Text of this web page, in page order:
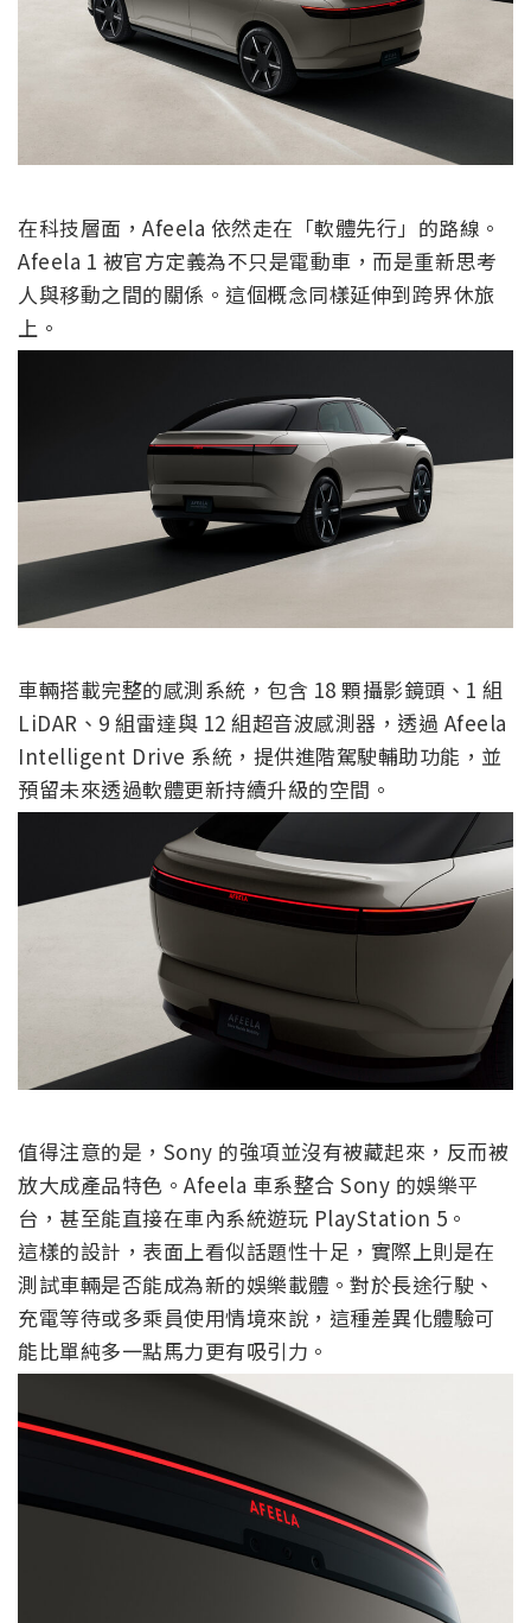
在科技層面，Afeela 依然走在「軟體先行」的路線。
Afeela 1 被官方定義為不只是電動車，而是重新思考
人與移動之間的關係。這個概念同樣延伸到跨界休旅
上。
車輛搭載完整的感測系統，包含 18 顆攝影鏡頭、1 組
LiDAR、9 組雷達與 12 組超音波感測器，透過 Afeela
Intelligent Drive 系統，提供進階駕駛輔助功能，並
預留未來透過軟體更新持續升級的空間。
值得注意的是，Sony 的強項並沒有被藏起來，反而被
放大成產品特色。Afeela 車系整合 Sony 的娛樂平
台，甚至能直接在車內系統遊玩 PlayStation 5。
這樣的設計，表面上看似話題性十足，實際上則是在
測試車輛是否能成為新的娛樂載體。對於長途行駛、
充電等待或多乘員使用情境來說，這種差異化體驗可
能比單純多一點馬力更有吸引力。